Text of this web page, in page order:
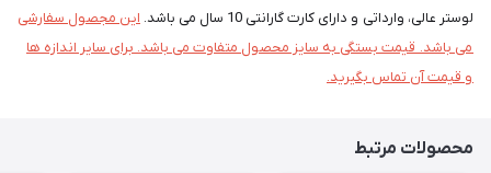
لوستر عالی، وارداتی و دارای کارت گارانتی 10 سال می باشد.
این مجصول سفارشی
می باشد. قیمت بستگی به سایز محصول متفاوت می باشد. برای سایر اندازه ها
و قیمت آن تماس بگیرید.
محصولات مرتبط